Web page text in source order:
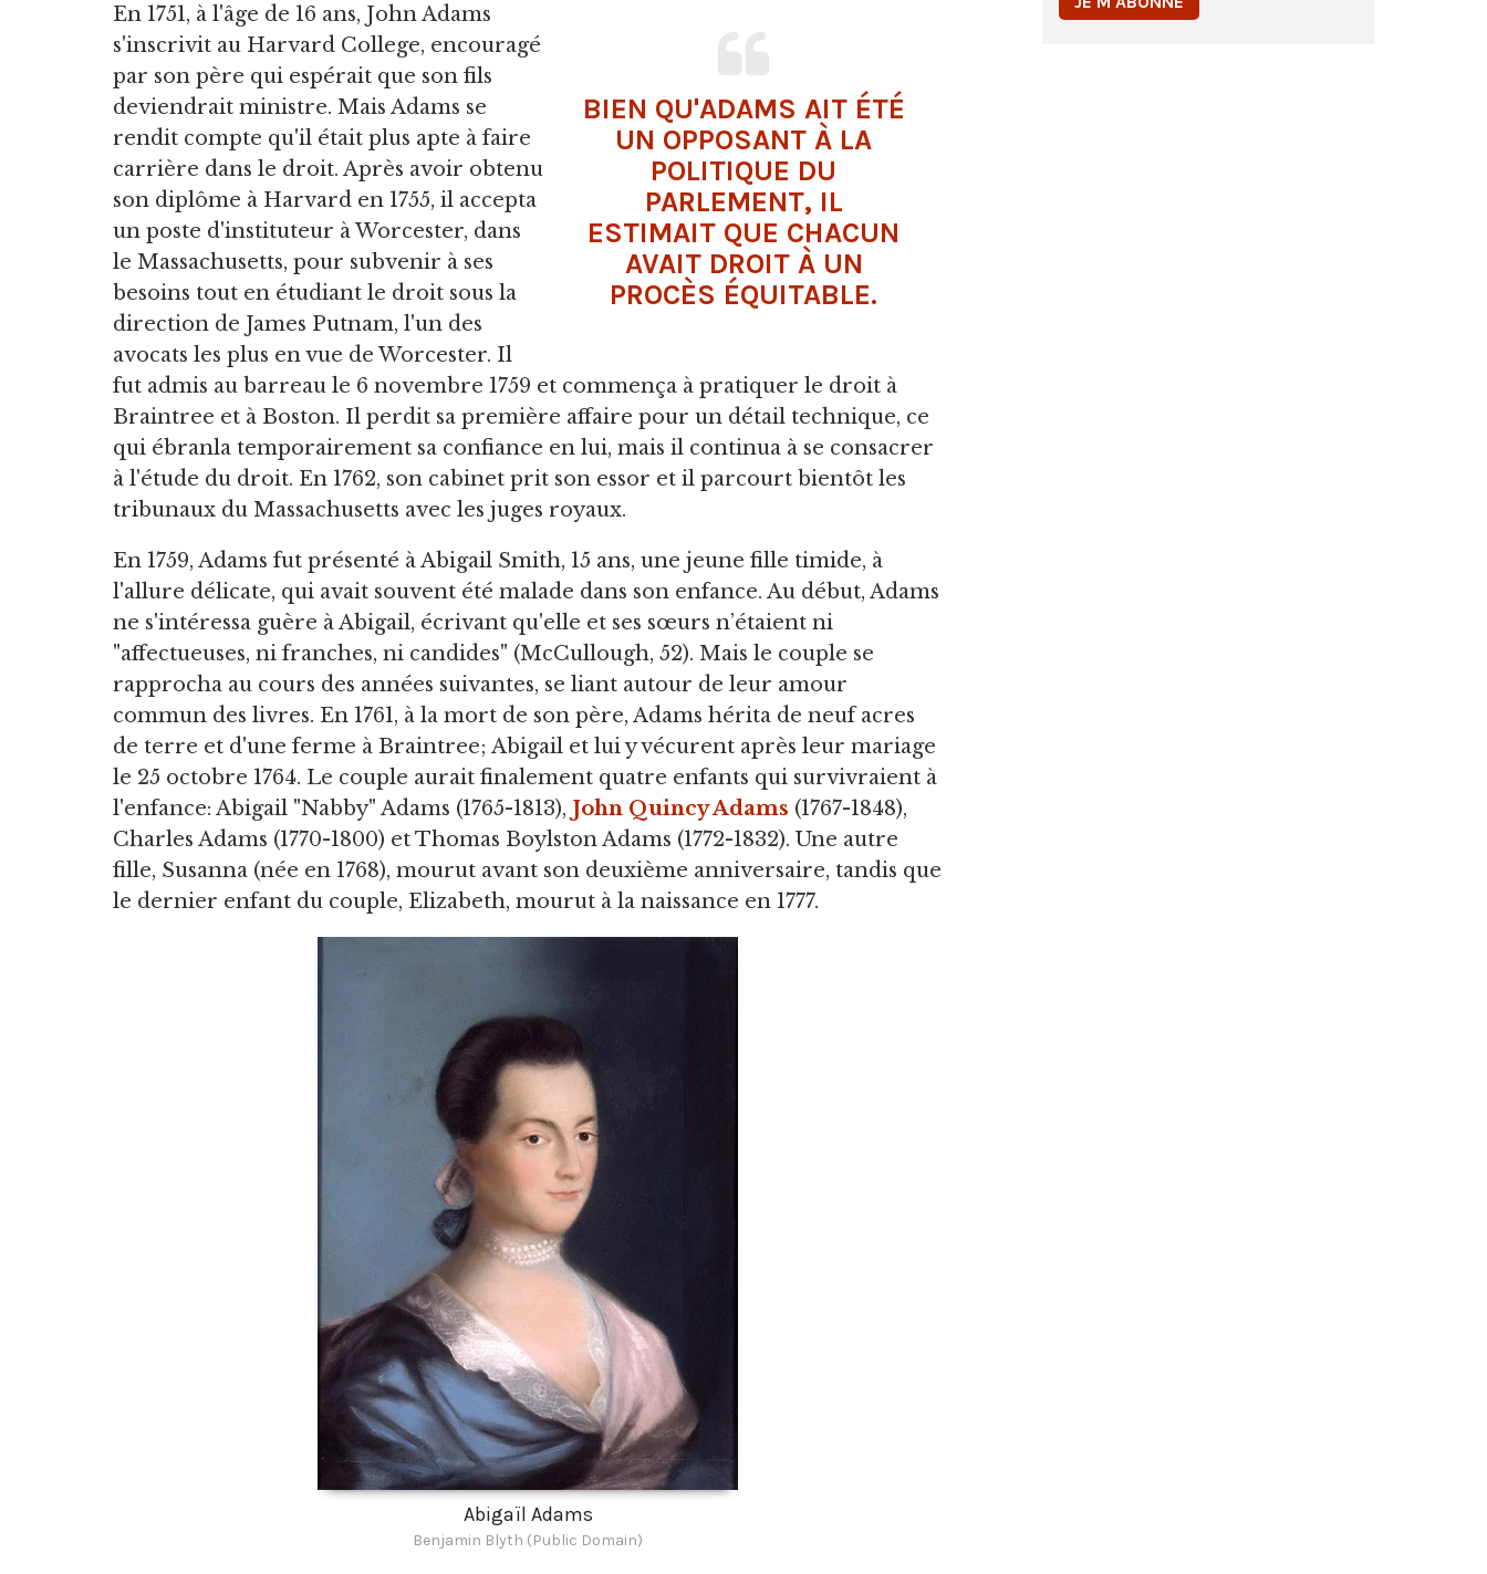
BIEN QU'ADAMS AIT ÉTÉ
UN OPPOSANT À LA
POLITIQUE DU
PARLEMENT, IL
ESTIMAIT QUE CHACUN
AVAIT DROIT À UN
PROCÈS ÉQUITABLE.
En 1751, à l'âge de 16 ans, John Adams
s'inscrivit au Harvard College, encouragé
par son père qui espérait que son fils
deviendrait ministre. Mais Adams se
rendit compte qu'il était plus apte à faire
carrière dans le droit. Après avoir obtenu
son diplôme à Harvard en 1755, il accepta
un poste d'instituteur à Worcester, dans
le Massachusetts, pour subvenir à ses
besoins tout en étudiant le droit sous la
direction de James Putnam, l'un des
avocats les plus en vue de Worcester. Il
fut admis au barreau le 6 novembre 1759 et commença à pratiquer le droit à
Braintree et à Boston. Il perdit sa première affaire pour un détail technique, ce
qui ébranla temporairement sa confiance en lui, mais il continua à se consacrer
à l'étude du droit. En 1762, son cabinet prit son essor et il parcourt bientôt les
tribunaux du Massachusetts avec les juges royaux.
En 1759, Adams fut présenté à Abigail Smith, 15 ans, une jeune fille timide, à
l'allure délicate, qui avait souvent été malade dans son enfance. Au début, Adams
ne s'intéressa guère à Abigail, écrivant qu'elle et ses sœurs n’étaient ni
"affectueuses, ni franches, ni candides" (McCullough, 52). Mais le couple se
rapprocha au cours des années suivantes, se liant autour de leur amour
commun des livres. En 1761, à la mort de son père, Adams hérita de neuf acres
de terre et d'une ferme à Braintree; Abigail et lui y vécurent après leur mariage
le 25 octobre 1764. Le couple aurait finalement quatre enfants qui survivraient à
l'enfance: Abigail "Nabby" Adams (1765-1813), John Quincy Adams (1767-1848),
Charles Adams (1770-1800) et Thomas Boylston Adams (1772-1832). Une autre
fille, Susanna (née en 1768), mourut avant son deuxième anniversaire, tandis que
le dernier enfant du couple, Elizabeth, mourut à la naissance en 1777.
Abigaïl Adams
Benjamin Blyth (Public Domain)